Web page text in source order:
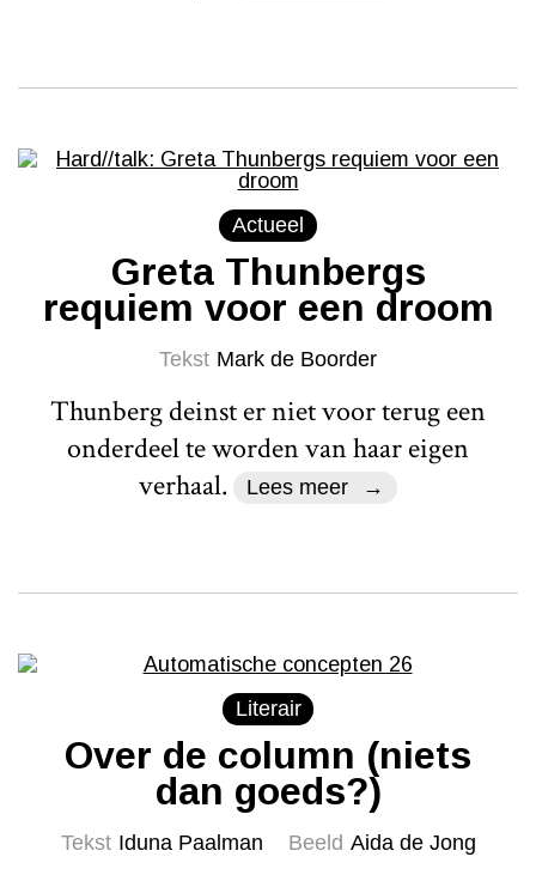
Actueel
Greta Thunbergs
requiem voor een droom
Tekst Mark de Boorder
Thunberg deinst er niet voor terug een
onderdeel te worden van haar eigen
verhaal.
Lees meer
Literair
Over de column (niets
dan goeds?)
Tekst Iduna Paalman Beeld Aida de Jong